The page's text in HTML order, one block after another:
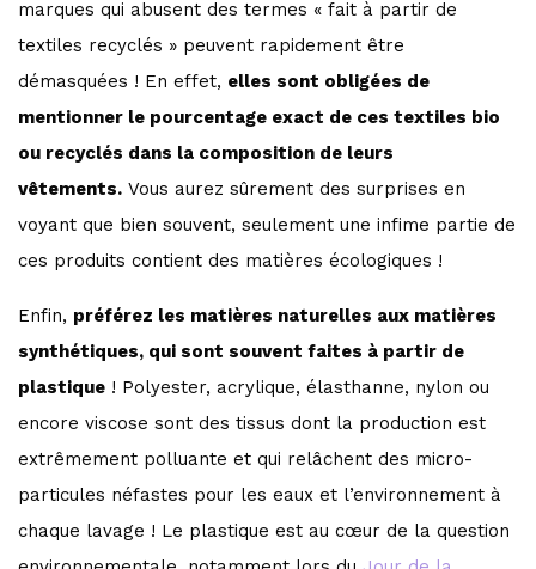
marques qui abusent des termes « fait à partir de
textiles recyclés » peuvent rapidement être
démasquées ! En effet, elles sont obligées de
mentionner le pourcentage exact de ces textiles bio
ou recyclés dans la composition de leurs
vêtements. Vous aurez sûrement des surprises en
voyant que bien souvent, seulement une infime partie de
ces produits contient des matières écologiques !
Enfin, préférez les matières naturelles aux matières
synthétiques, qui sont souvent faites à partir de
plastique ! Polyester, acrylique, élasthanne, nylon ou
encore viscose sont des tissus dont la production est
extrêmement polluante et qui relâchent des micro-
particules néfastes pour les eaux et l’environnement à
chaque lavage ! Le plastique est au cœur de la question